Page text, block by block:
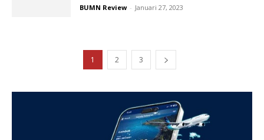
BUMN Review - Januari 27, 2023
1 2 3